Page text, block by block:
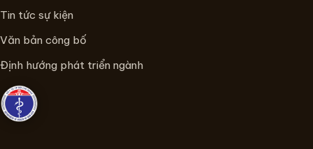
Tin tức sự kiện
Văn bản công bố
Định hướng phát triển ngành